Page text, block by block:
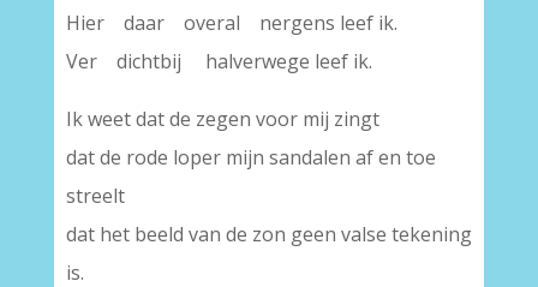
Hier daar overal nergens leef ik.
Ver dichtbij halverwege leef ik.
Ik weet dat de zegen voor mij zingt
dat de rode loper mijn sandalen af en toe
streelt
dat het beeld van de zon geen valse tekening
is.